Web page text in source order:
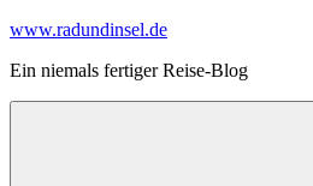
Zum
springen
www.radundinsel.de
Ein niemals fertiger Reise-Blog